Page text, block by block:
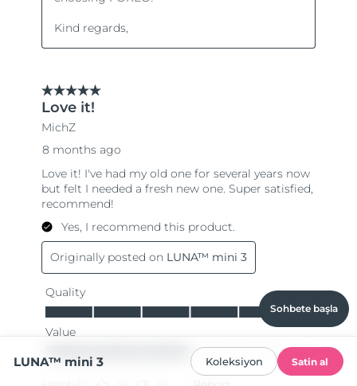
Sohbete başla
LUNA™ mini 3 Koleksiyon Satin al